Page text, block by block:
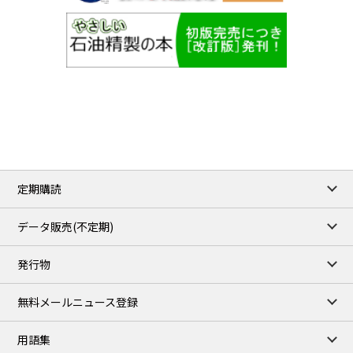
定期購読
データ販売(不定期)
発行物
無料メールニュース登録
用語集